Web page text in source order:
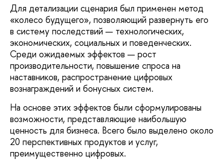
Для детализации сценария был применен метод
«колесо будущего», позволяющий развернуть его
в систему последствий — технологических,
экономических, социальных и поведенческих.
Среди ожидаемых эффектов — рост
производительности, повышение спроса на
наставников, распространение цифровых
вознаграждений и бонусных систем.
На основе этих эффектов были сформулированы
возможности, представляющие наибольшую
ценность для бизнеса. Всего было выделено около
20 перспективных продуктов и услуг,
преимущественно цифровых.